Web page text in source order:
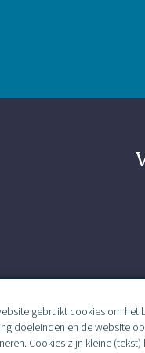
gebruikt cookies om het
doeleinden en de website
Cookies zijn kleine